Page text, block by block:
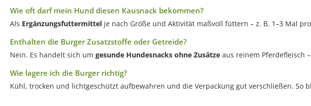
Wie oft darf mein Hund diesen Kausnack bekommen?
Als Ergänzungsfuttermittel je nach Größe und Aktivität maßvoll füttern – z. B. 1–3 Mal
Enthalten die Burger Zusatzstoffe oder Getreide?
Nein. Es handelt sich um gesunde Hundesnacks ohne Zusätze aus reinem Pferdefleisch
Wie lagere ich die Burger richtig?
Kühl, trocken und lichtgeschützt aufbewahren und die Verpackung gut verschließen. So